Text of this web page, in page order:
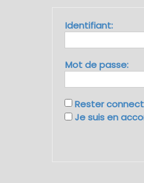
Identifiant:
Mot de passe:
Rester
Je suis en